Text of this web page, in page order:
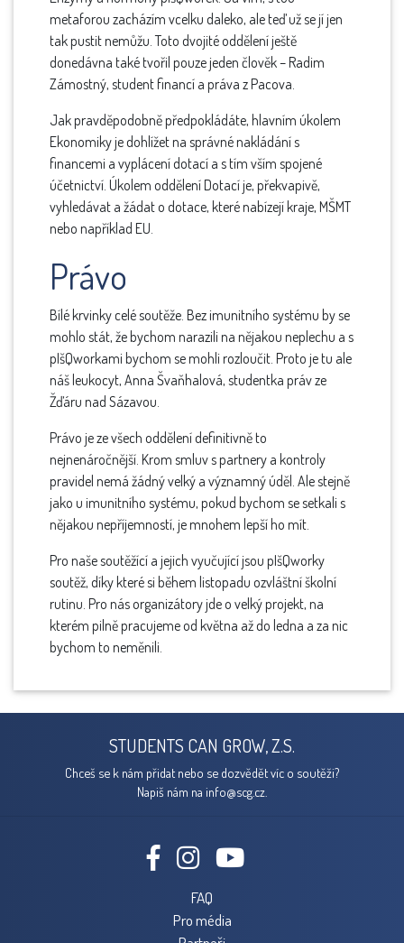
metaforou zacházím vcelku daleko, ale teď už se jí jen
tak pustit nemůžu. Toto dvojité oddělení ještě
donedávna také tvořil pouze jeden člověk – Radim
Zámostný, student financí a práva z Pacova.
Jak pravděpodobně předpokládáte, hlavním úkolem
Ekonomiky je dohlížet na správné nakládání s
financemi a vyplácení dotací a s tím vším spojené
účetnictví. Úkolem oddělení Dotací je, překvapivě,
vyhledávat a žádat o dotace, které nabízejí kraje, MŠMT
nebo například EU.
Právo
Bílé krvinky celé soutěže. Bez imunitního systému by se
mohlo stát, že bychom narazili na nějakou neplechu a s
pIšQworkami bychom se mohli rozloučit. Proto je tu ale
náš leukocyt, Anna Švaňhalová, studentka práv ze
Žďáru nad Sázavou.
Právo je ze všech oddělení definitivně to
nejnenáročnější. Krom smluv s partnery a kontroly
pravidel nemá žádný velký a významný úděl. Ale stejně
jako u imunitního systému, pokud bychom se setkali s
nějakou nepříjemností, je mnohem lepší ho mít.
Pro naše soutěžící a jejich vyučující jsou pIšQworky
soutěž, díky které si během listopadu ozvláštní školní
rutinu. Pro nás organizátory jde o velký projekt, na
kterém pilně pracujeme od května až do ledna a za nic
bychom to neměnili.
STUDENTS CAN GROW, Z.S.
Chceš se k nám přidat nebo se dozvědět víc o soutěži?
Napiš nám na info@scg.cz.
FAQ
Pro média